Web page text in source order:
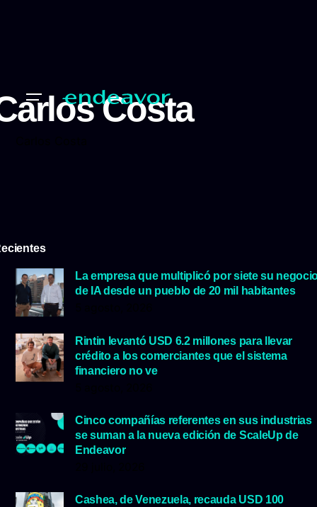
Costa
La empresa que multiplicó por siete su
de IA desde un pueblo de 20 mil habitantes
Rintin levantó USD 6.2 millones para llevar
crédito a los comerciantes que el sistema
financiero no ve
Cinco compañías referentes en sus industrias
se suman a la nueva edición de ScaleUp de
Endeavor
Cashea, de Venezuela, recauda USD 100